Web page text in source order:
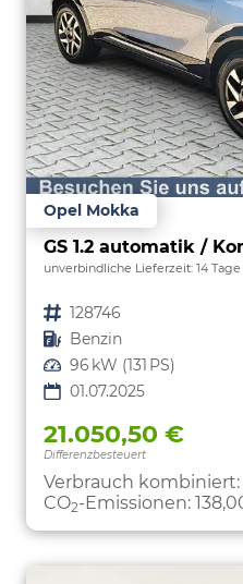
Opel Mokka
GS 1.2 automatik /
unverbindliche Lieferzeit: 14 Tage
Fahrzeugnr. 128746
Kraftstoff Benzin
Leistung 96 kW (131 PS)
01.07.2025
21.050,50 €
Differenzbesteuert
Verbrauch kombiniert:
CO2-Emissionen: